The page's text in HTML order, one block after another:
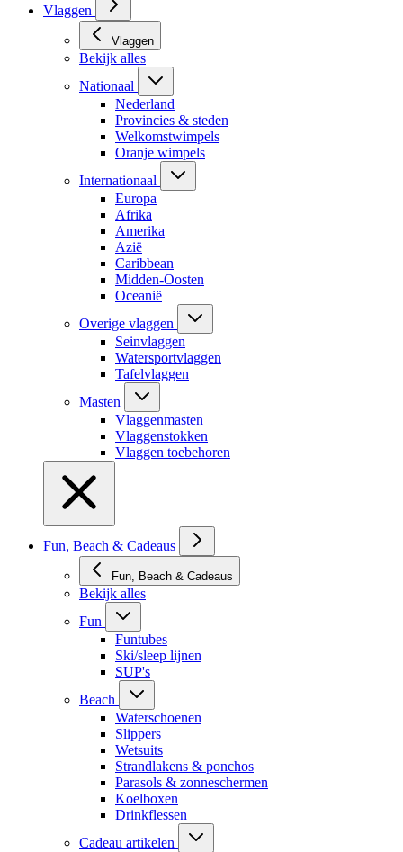
Vlaggen
Vlaggen
Bekijk alles
Nationaal
Nederland
Provincies & steden
Welkomstwimpels
Oranje wimpels
Internationaal
Europa
Afrika
Amerika
Azië
Caribbean
Midden-Oosten
Oceanië
Overige vlaggen
Seinvlaggen
Watersportvlaggen
Tafelvlaggen
Masten
Vlaggenmasten
Vlaggenstokken
Vlaggen toebehoren
Fun, Beach & Cadeaus
Fun, Beach & Cadeaus
Bekijk alles
Fun
Funtubes
Ski/sleep lijnen
SUP's
Beach
Waterschoenen
Slippers
Wetsuits
Strandlakens & ponchos
Parasols & zonneschermen
Koelboxen
Drinkflessen
Cadeau artikelen